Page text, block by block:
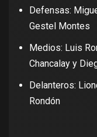
Defensas:
Gestel Montes
Medios: Luis
Chancalay y
Delanteros:
Rondón